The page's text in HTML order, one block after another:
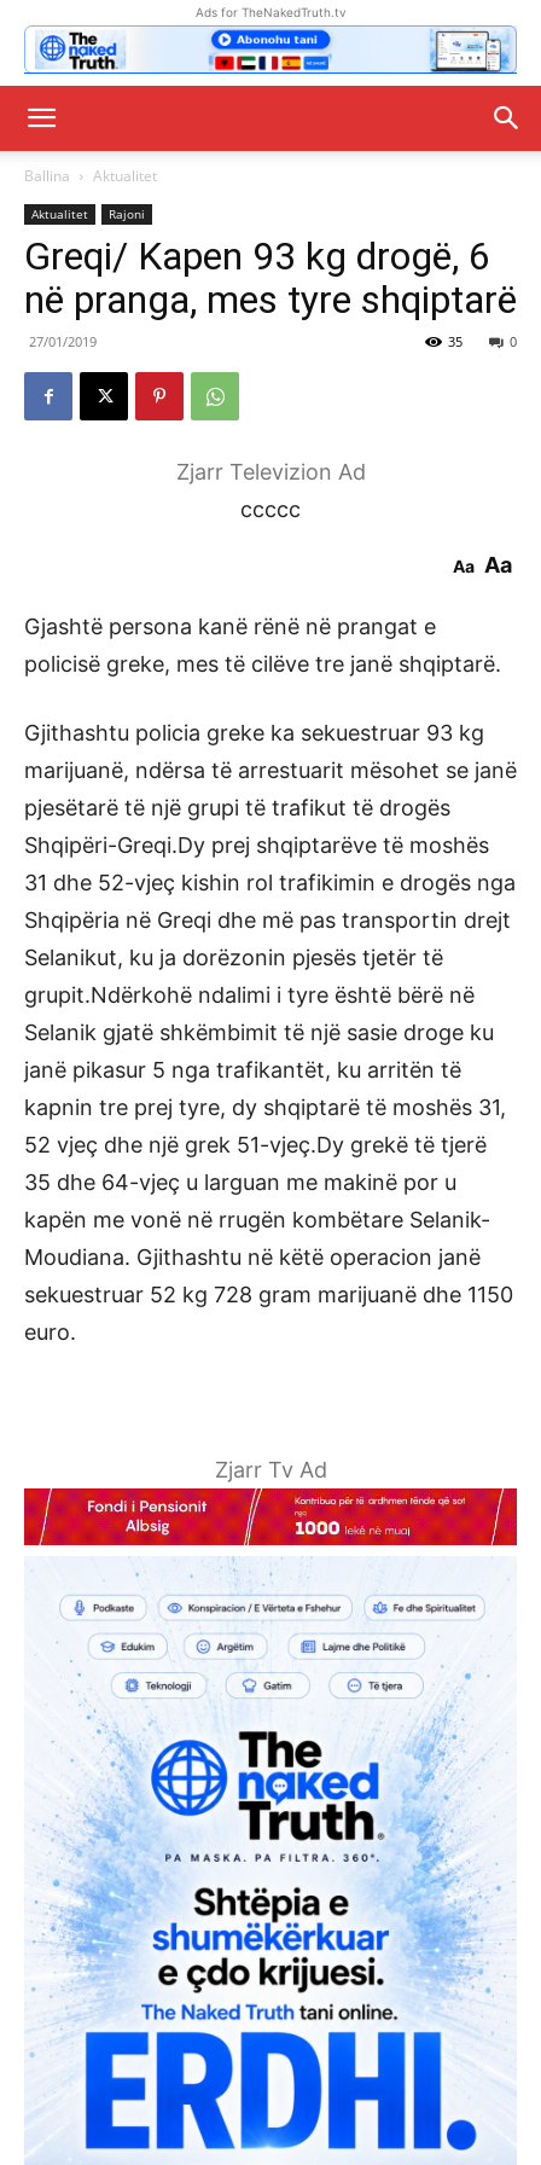
Ads for TheNakedTruth.tv
Ballina Aktualitet
Aktualitet Rajoni
Greqi/ Kapen 93 kg drogë, 6
në pranga, mes tyre shqiptarë
27/01/2019 0
35
Zjarr Televizion Ad
ccccc
Aa Aa
Gjashtë persona kanë rënë në prangat e
policisë greke, mes të cilëve tre janë shqiptarë.
Gjithashtu policia greke ka sekuestruar 93 kg
marijuanë, ndërsa të arrestuarit mësohet se janë
pjesëtarë të një grupi të trafikut të drogës
Shqipëri-Greqi.Dy prej shqiptarëve të moshës
31 dhe 52-vjeç kishin rol trafikimin e drogës nga
Shqipëria në Greqi dhe më pas transportin drejt
Selanikut, ku ja dorëzonin pjesës tjetër të
grupit.Ndërkohë ndalimi i tyre është bërë në
Selanik gjatë shkëmbimit të një sasie droge ku
janë pikasur 5 nga trafikantët, ku arritën të
kapnin tre prej tyre, dy shqiptarë të moshës 31,
52 vjeç dhe një grek 51-vjeç.Dy grekë të tjerë
35 dhe 64-vjeç u larguan me makinë por u
kapën me vonë në rrugën kombëtare Selanik-
Moudiana. Gjithashtu në këtë operacion janë
sekuestruar 52 kg 728 gram marijuanë dhe 1150
euro.
Zjarr Tv Ad